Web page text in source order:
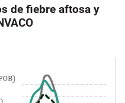
de fiebre aftosa y